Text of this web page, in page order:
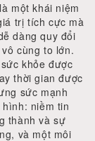
một khái niệm
trị tích cực mà
dàng quy đổi
cùng to lớn.
khỏe được
thời gian được
sức mạnh
niềm tin
thành và sự
và một môi